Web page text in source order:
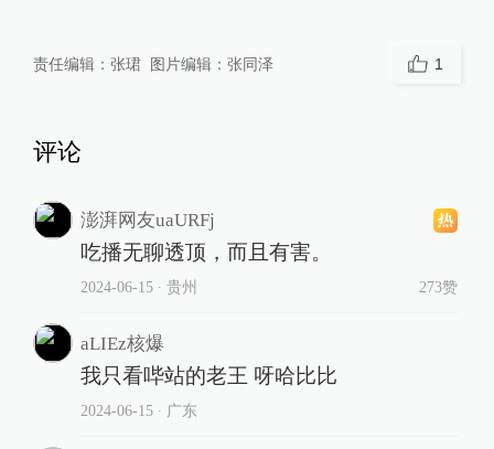
责任编辑： 张珺 图片编辑： 张同泽 1
评论
澎湃网友uaURFj
吃播无聊透顶，而且有害。
2024-06-15∙ 贵州 273赞
aLIEz核爆
我只看哔站的老王 呀哈比比
2024-06-15∙ 广东